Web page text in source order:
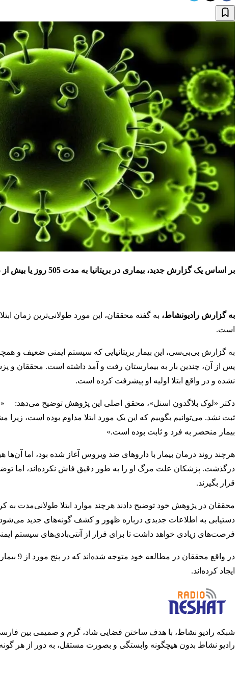
بر اساس یک گزارش جدید، بیماری در بریتانیا به مدت 505 روز یا بیش از 16 ماه پیش از مرگ خود، به ویروس کرونا مبتلا بوده است.
به گزارش رادیونشاط،
است.
پس از آن، چندین بار به بیمارستان رفت و آمد داشته است. محققان و
نشده و در واقع ابتلا اولیه او پیشرفت کرده است.
دکتر «لوک بلاگدون اسنل»، محقق اصلی این پژوهش توضیح می‌دهد:
ثبت نشد. می‌توانیم بگوییم که این یک مورد ابتلا مداوم بوده است،
بیمار منحصر به فرد و ثابت بوده است.»
هرچند روند درمان بیمار با داروهای ضد ویروس آغاز شده بود، اما
درگذشت. پزشکان علت مرگ او را به طور دقیق فاش نکرده‌اند، اما
قرار بگیرند.
محققان در پژوهش خود توضیح دادند هرچند موارد ابتلا طولانی‌مدت به
دستیابی به اطلاعات جدیدی درباره ظهور و کشف گونه‌های جدید
فرصت‌های زیادی خواهد داشت تا برای فرار از آنتی‌بادی‌های سیستم
در
ایجاد کرده‌اند.
شبکه رادیو نشاط، با هدف ساختن فضایی شاد، گرم و صمیمی بین فارسی
رادیو نشاط بدون هیچگونه وابستگی و بصورت مستقل، به دور از هر